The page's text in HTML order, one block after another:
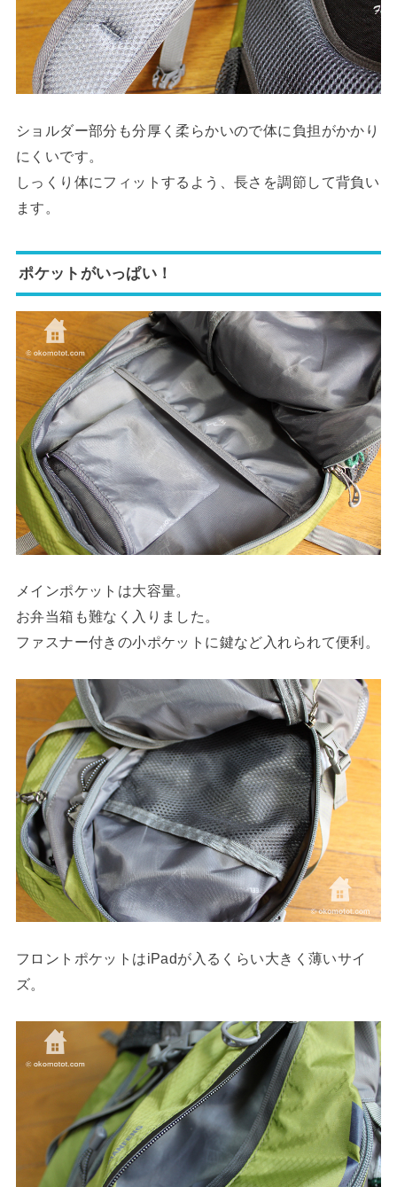
ショルダー部分も分厚く柔らかいので体に負担がかかり
にくいです。
しっくり体にフィットするよう、長さを調節して背負い
ます。
ポケットがいっぱい！
メインポケットは大容量。
お弁当箱も難なく入りました。
ファスナー付きの小ポケットに鍵など入れられて便利。
フロントポケットはiPadが入るくらい大きく薄いサイ
ズ。